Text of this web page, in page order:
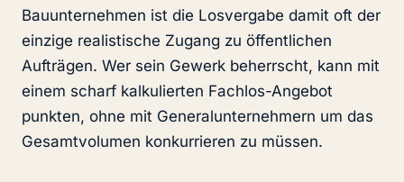
Bauunternehmen ist die Losvergabe damit oft der
einzige realistische Zugang zu öffentlichen
Aufträgen. Wer sein Gewerk beherrscht, kann mit
einem scharf kalkulierten Fachlos-Angebot
punkten, ohne mit Generalunternehmern um das
Gesamtvolumen konkurrieren zu müssen.